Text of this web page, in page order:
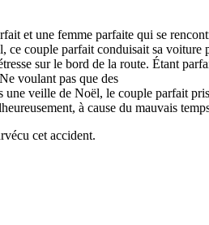
et une femme parfaite qui se
ce couple parfait conduisait sa voiture
sur le bord de la route. Étant
voulant pas que des
une veille de Noël, le couple parfait
à cause du mauvais
cet accident.